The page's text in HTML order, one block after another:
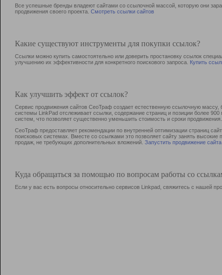
Все успешные бренды владеют сайтами со ссылочной массой, которую они
продвижения своего проекта. Смотреть ссылки сайтов
Какие существуют инструменты для покупки ссылок?
Ссылки можно купить самостоятельно или доверить простановку ссылок
улучшению их эффективности для конкретного поискового запроса. Купить
Как улучшить эффект от ссылок?
Сервис продвижения сайтов СеоТраф создает естественную ссылочную
системы LinkPad отслеживает ссылки, содержание страниц и позиции более
систем, что позволяет существенно уменьшить стоимость и сроки продвижения.
СеоТраф предоставляет рекомендации по внутренней оптимизации страниц
поисковых системах. Вместе со ссылками это позволяет сайту занять
продаж, не требующих дополнительных вложений. Запустить продвижение сайта
Куда обращаться за помощью по вопросам работы со
Если у вас есть вопросы относительно сервисов Linkpad, свяжитесь с нашей